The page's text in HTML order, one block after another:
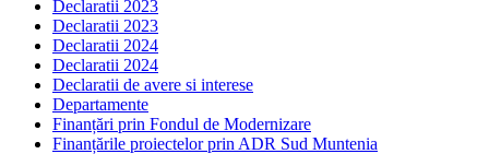
Declaratii 2023
Declaratii 2023
Declaratii 2024
Declaratii 2024
Declaratii de avere si interese
Departamente
Finanțări prin Fondul de Modernizare
Finanțările proiectelor prin ADR Sud Muntenia